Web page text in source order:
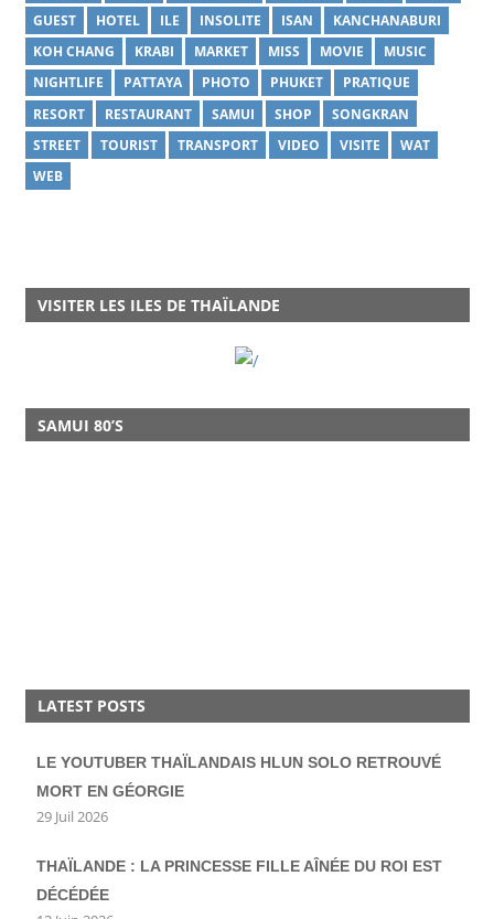
GUEST
HOTEL ILE INSOLITE ISAN
KANCHANABURI
KOH CHANG
KRABI MARKET MISS MOVIE
MUSIC
NIGHTLIFE
PATTAYA PHOTO PHUKET
PRATIQUE
RESORT
RESTAURANT SAMUI SHOP
SONGKRAN
STREET
TOURIST TRANSPORT VIDEO VISITE
WAT
WEB
VISITER LES ILES DE THAÏLANDE
SAMUI 80’S
LATEST POSTS
LE YOUTUBER THAÏLANDAIS HLUN SOLO RETROUVÉ
MORT EN GÉORGIE
29 Juil 2026
THAÏLANDE : LA PRINCESSE FILLE AÎNÉE DU ROI EST
DÉCÉDÉE